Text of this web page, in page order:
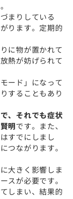
まりしている
ります。定期的
に物が置かれて
熱が妨げられて
ード」になって
することもあり
、それでも症状
明です。また、
すでにしまし
つながります。
大きく影響しま
スが必要です。
しまい、結果的